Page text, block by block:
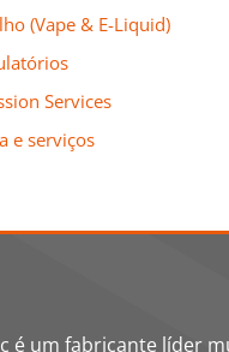
(Vape & E-Liquid)
Services
e serviços
é um fabricante líder